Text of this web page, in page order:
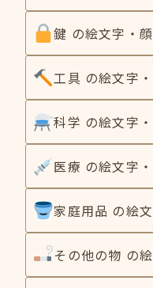
鍵 の絵文字・
工具 の絵文字
科学 の絵文字
医療 の絵文字
家庭用品 の絵
その他の物 の